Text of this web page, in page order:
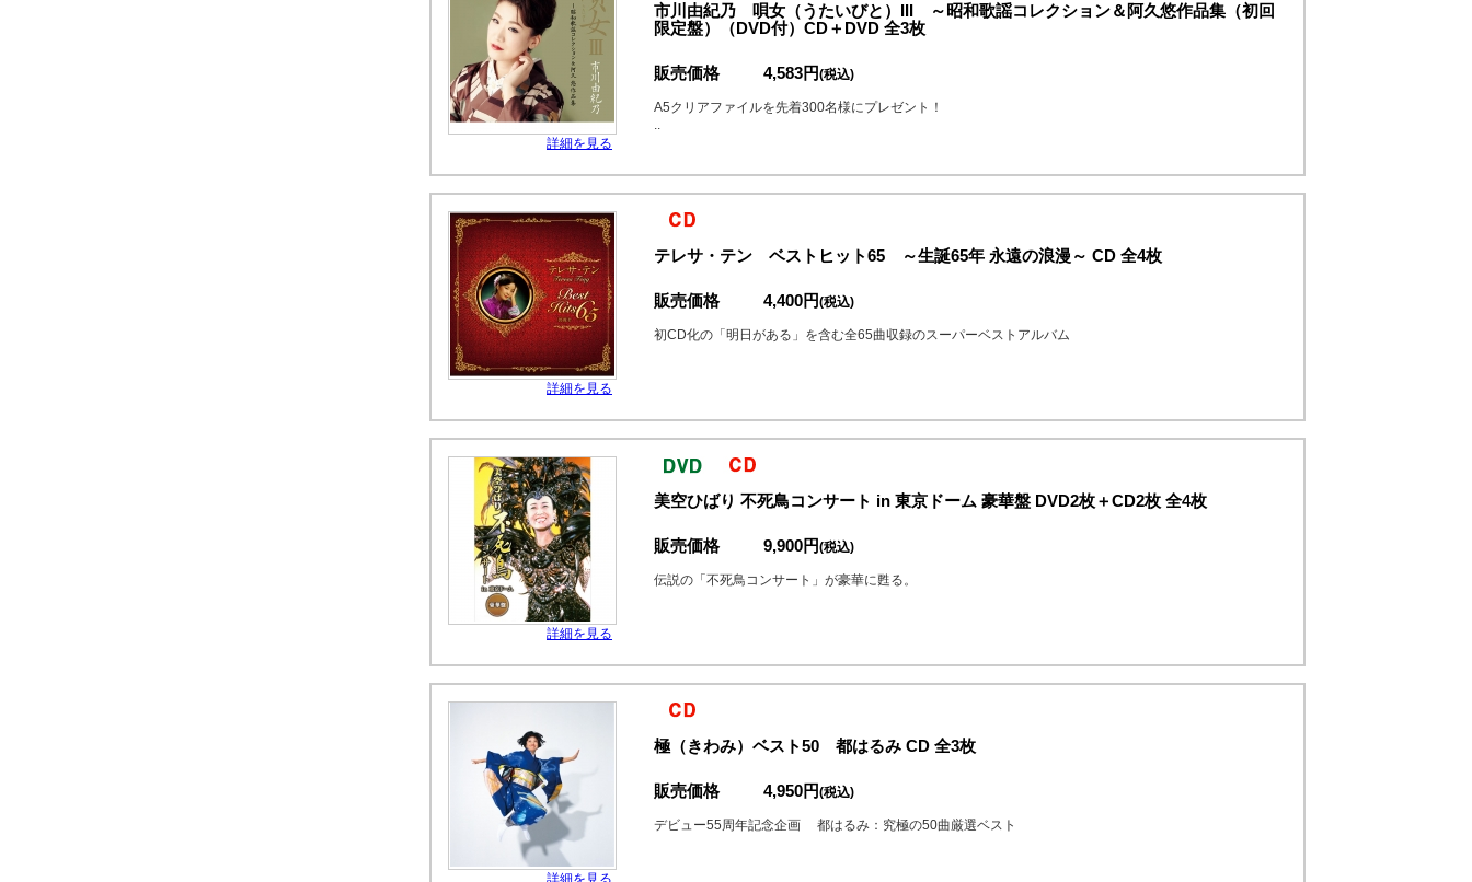
詳細を見る
市川由紀乃 唄女（うたいびと）III ～昭和歌謡コレクション＆阿久悠作品集（初回
限定盤）（DVD付）CD＋DVD 全3枚
販売価格 4,583円(税込)
A5クリアファイルを先着300名様にプレゼント！
..
詳細を見る
テレサ・テン ベストヒット65 ～生誕65年 永遠の浪漫～ CD 全4枚
販売価格 4,400円(税込)
初CD化の「明日がある」を含む全65曲収録のスーパーベストアルバム
詳細を見る
美空ひばり 不死鳥コンサート in 東京ドーム 豪華盤 DVD2枚＋CD2枚 全4枚
販売価格 9,900円(税込)
伝説の「不死鳥コンサート」が豪華に甦る。
詳細を見る
極（きわみ）ベスト50 都はるみ CD 全3枚
販売価格 4,950円(税込)
デビュー55周年記念企画 都はるみ：究極の50曲厳選ベスト